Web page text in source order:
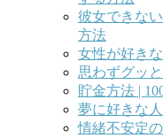
彼女できな
方法
女性が好き
思わずグッ
貯金方法 |
夢に好きな
情緒不安定